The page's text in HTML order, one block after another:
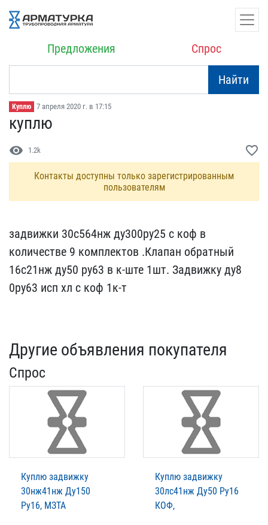
Предложения Спрос
Найти
Куплю 7 апреля 2020 г. в 17:15
куплю
visibility 1.2k favorite_border
Контакты доступны только зарегистрированным
пользователям
задвижки 30с564нж ду300р​у25 с коф в
количестве 9​ комплектов .Клапан обра​тный
16с21нж ду50 ру63 в​ к-ште 1шт. Задвижку ду8​
0ру63 исп хл с коф 1к-т
Другие объявления покупателя
Спрос
Куплю задвижку
30нж41нж Ду150
Ру16, МЗТА
Куплю задвижку
30лс41нж Ду50 Ру16
КОФ,